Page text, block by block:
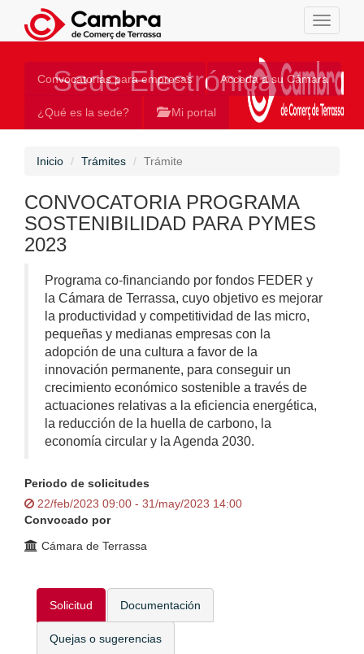
Toggle
Sede Electrónica
Convocatorias para empresas Acceda a su Cámara
¿Qué es la sede? Mi portal
Inicio Trámites Trámite
CONVOCATORIA PROGRAMA
SOSTENIBILIDAD PARA PYMES
2023
Programa co-financiando por fondos FEDER y
la Cámara de Terrassa, cuyo objetivo es mejorar
la productividad y competitividad de las micro,
pequeñas y medianas empresas con la
adopción de una cultura a favor de la
innovación permanente, para conseguir un
crecimiento económico sostenible a través de
actuaciones relativas a la eficiencia energética,
la reducción de la huella de carbono, la
economía circular y la Agenda 2030.
Periodo de solicitudes
22/feb/2023 09:00 - 31/may/2023 14:00
Convocado por
Cámara de Terrassa
Solicitud Documentación
Quejas o sugerencias